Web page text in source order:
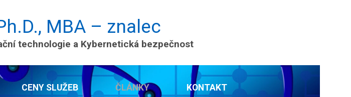
MBA – znalec
technologie a Kybernetická bezpečnost
CENY SLUŽEB ČLÁNKY KONTAKT